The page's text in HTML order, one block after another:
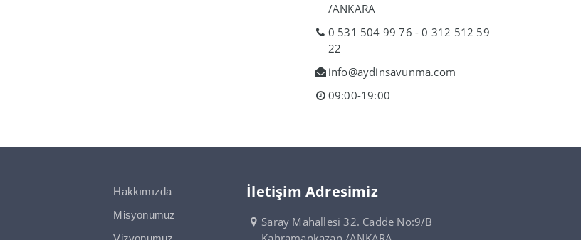
/ANKARA
0 531 504 99 76 - 0 312 512 59
22
info@aydinsavunma.com
09:00-19:00
Hakkımızda
Misyonumuz
İletişim Adresimiz
Saray Mahallesi 32. Cadde No:9/B